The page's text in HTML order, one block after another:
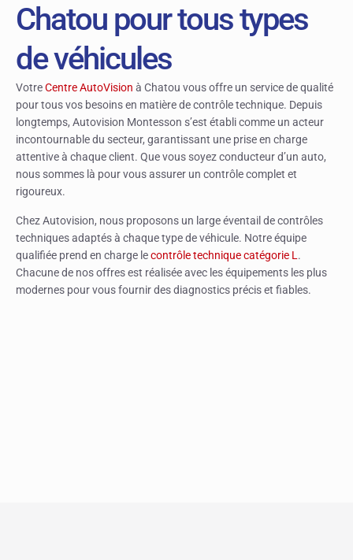
Chatou pour tous types
de véhicules
VotreCentre AutoVision à Chatou vous offre un service de qualité
pour tous vos besoins en matière de contrôle technique. Depuis
longtemps, Autovision Montesson s’est établi comme un acteur
incontournable du secteur, garantissant une prise en charge
attentive à chaque client. Que vous soyez conducteur d’un auto,
nous sommes là pour vous assurer un contrôle complet et
rigoureux.
Chez Autovision, nous proposons un large éventail de contrôles
techniques adaptés à chaque type de véhicule. Notre équipe
qualifiée prend en charge lecontrôle technique catégorie L .
Chacune de nos offres est réalisée avec les équipements les plus
modernes pour vous fournir des diagnostics précis et fiables.